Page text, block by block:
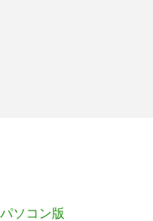
パソコン版